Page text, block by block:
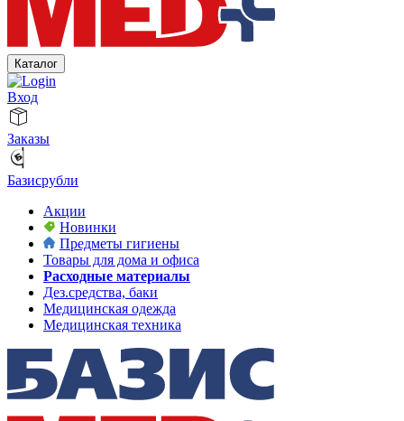
Каталог
Вход
Заказы
Базисрубли
Акции
Новинки
Предметы гигиены
Товары для дома и офиса
Расходные материалы
Дез.средства, баки
Медицинская одежда
Медицинская техника